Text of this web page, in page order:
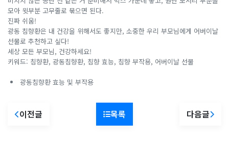
모아 윗부분 고무줄로 묶으면 된다.
진짜 쉬움!
광동 침향환은 내 건강을 위해서도 좋지만, 소중한 우리 부모님에게 어버이날
선물로 추천하고 싶다!
세상 모든 부모님, 건강하세요!
키워드: 침향환, 광동침향환, 침향 효능, 침향 부작용, 어버이날 선물
광동침향환 효능 및 부작용
이전글 목록 다음글